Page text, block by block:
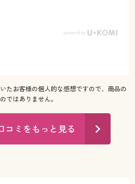
たお客様の個人的な感想ですので、商品の
ではありません。
コミをもっと見る